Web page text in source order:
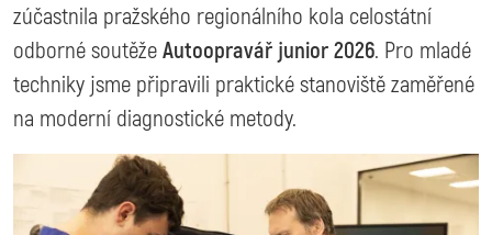
zúčastnila pražského regionálního kola celostátní
odborné soutěžeAutoopravář junior 2026. Pro mladé
techniky jsme připravili praktické stanoviště zaměřené
na moderní diagnostické metody.